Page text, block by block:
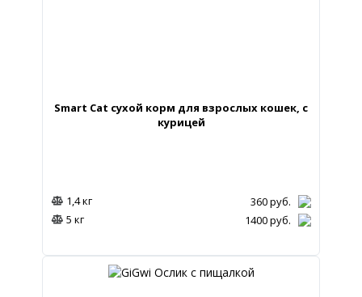
Smart Cat cухой корм для взрослых кошек, с
курицей
1,4 кг 360руб.
5 кг
1400руб.